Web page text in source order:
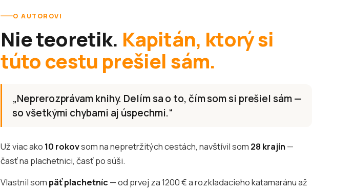
O AUTOROVI
Nie teoretik. Kapitán, ktorý si
túto cestu prešiel sám.
„Neprerozprávam knihy. Delím sa o to, čím som si prešiel sám —
so všetkými chybami aj úspechmi.“
Už viac ako 10 rokovsom na nepretržitých cestách, navštívil som 28 krajín—
časť na plachetnici, časť po súši.
Vlastnil som päť plachetníc— od prvej za 1200 € a rozkladacieho katamaránu až